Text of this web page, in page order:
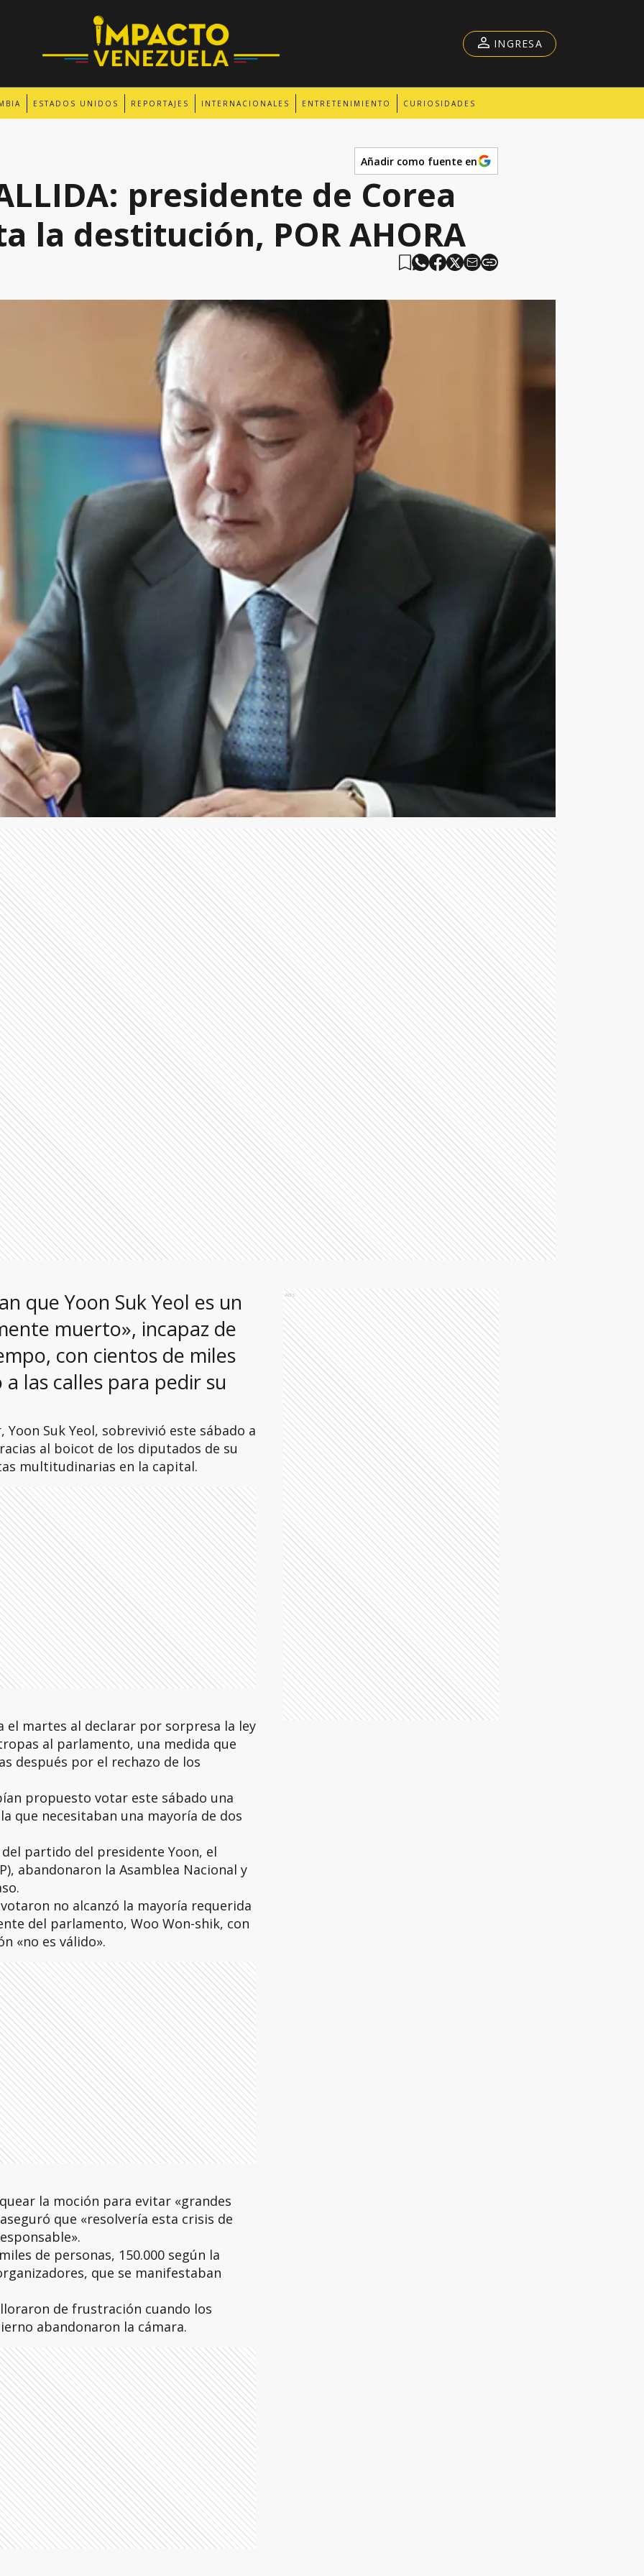
ESTADOS UNIDOS REPORTAJES INTERNACIONALES ENTRETENIMIENTO CURIOSIDADES
INGRESA
Añadir como fuente en
presidente de Corea
la destitución, POR AHORA
que Yoon Suk Yeol es un
muerto», incapaz de
con cientos de miles
las calles para pedir su
Suk Yeol, sobrevivió este sábado a
al boicot de los diputados de su
multitudinarias en la capital.
el martes al declarar por sorpresa la ley
al parlamento, una medida que
después por el rechazo de los
propuesto votar este sábado una
que necesitaban una mayoría de dos
partido del presidente Yoon, el
abandonaron la Asamblea Nacional y
no alcanzó la mayoría requerida
del parlamento, Woo Won-shik, con
«no es válido».
la moción para evitar «grandes
que «resolvería esta crisis de
de personas, 150.000 según la
que se manifestaban
de frustración cuando los
abandonaron la cámara.
Ads